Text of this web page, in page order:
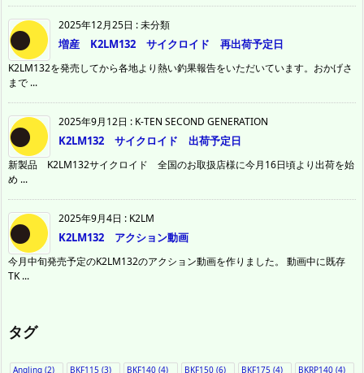
2025年12月25日 :未分類
増産 K2LM132 サイクロイド 再出荷予定日
K2LM132を発売してから各地より熱い釣果報告をいただいています。おかげさ
まで ...
2025年9月12日 : K-TEN SECOND GENERATION
K2LM132 サイクロイド 出荷予定日
新製品 K2LM132サイクロイド 全国のお取扱店様に今月16日頃より出荷を始
め ...
2025年9月4日 : K2LM
K2LM132 アクション動画
今月中旬発売予定のK2LM132のアクション動画を作りました。 動画中に既存
TK ...
タグ
Angling (2) BKF115 (3) BKF140 (4) BKF150(6) BKF175(4) BKRP140(4)